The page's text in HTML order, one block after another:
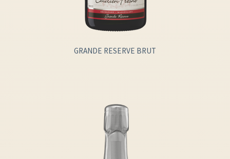
GRANDE RESERVE BRUT